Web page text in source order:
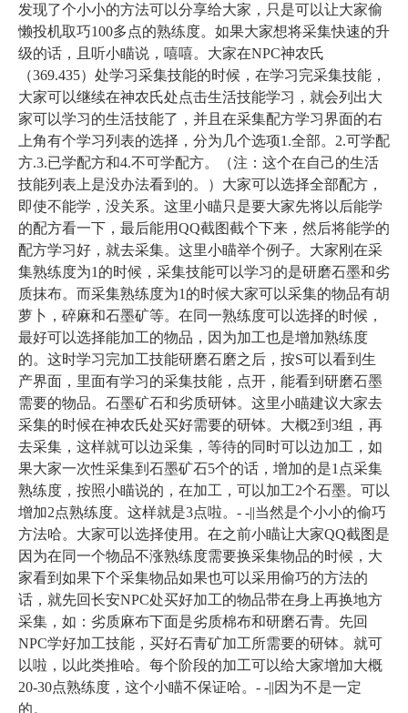
发现了个小小的方法可以分享给大家，只是可以让大家偷
懒投机取巧100多点的熟练度。如果大家想将采集快速的升
级的话，且听小瞄说，嘻嘻。大家在NPC神农氏
（369.435）处学习采集技能的时候，在学习完采集技能，
大家可以继续在神农氏处点击生活技能学习，就会列出大
家可以学习的生活技能了，并且在采集配方学习界面的右
上角有个学习列表的选择，分为几个选项1.全部。 2.可学配
方.3.已学配方和4.不可学配方。（注：这个在自己的生活
技能列表上是没办法看到的。）大家可以选择全部配方，
即使不能学，没关系。这里小瞄只是要大家先将以后能学
的配方看一下，最后能用QQ截图截个下来，然后将能学的
配方学习好，就去采集。这里小瞄举个例子。大家刚在采
集熟练度为1 的时候，采集技能可以学习的是研磨石墨和劣
质抹布。而采集熟练度为1 的时候大家可以采集的物品有胡
萝卜，碎麻和石墨矿等。在同一熟练度可以选择的时候，
最好可以选择能加工的物品，因为加工也是增加熟练度
的。这时学习完加工技能研磨石磨之后，按S可以看到生
产界面，里面有学习的采集技能，点开，能看到研磨石墨
需要的物品。石墨矿石和劣质研钵。这里小瞄建议大家去
采集的时候在神农氏处买好需要的研钵。大概2到 3组，再
去采集，这样就可以边采集，等待的同时可以边加工，如
果大家一次性采集到石墨矿石5个的话，增加的是1 点采集
熟练度，按照小瞄说的，在加工，可以加工2个石墨。可以
增加2点熟练度。这样就是3点啦。 - -||当然是个小小的偷巧
方法哈。大家可以选择使用。在之前小瞄让大家QQ截图是
因为在同一个物品不涨熟练度需要换采集物品的时候，大
家看到如果下个采集物品如果也可以采用偷巧的方法的
话，就先回长安NPC处买好加工的物品带在身上再换地方
采集，如：劣质麻布下面是劣质棉布和研磨石青。先回
NPC学好加工技能，买好石青矿加工所需要的研钵。就可
以啦，以此类推哈。每个阶段的加工可以给大家增加大概
20-30点熟练度，这个小瞄不保证哈。 - -||因为不是一定
的。